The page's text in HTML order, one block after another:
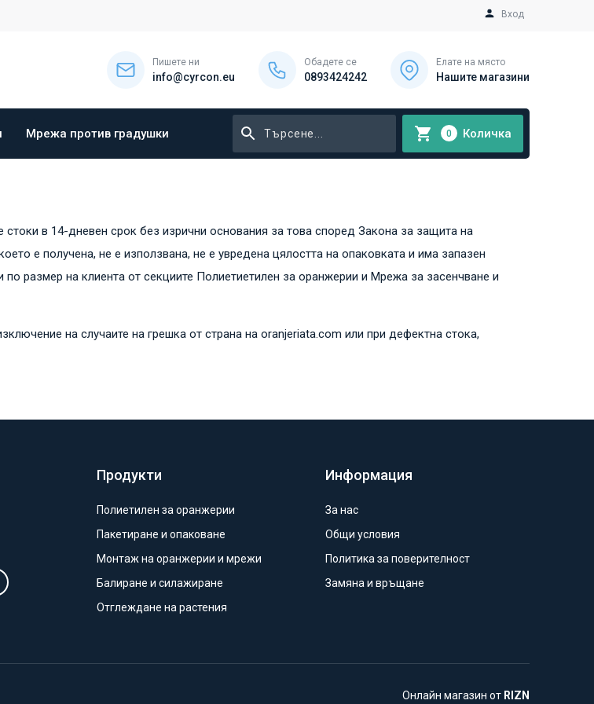
Вход
Пишете ни
info@cyrcon.eu
Обадете се
0893424242
Елате на място
Нашите магазини
Мрежа против градушки 0 Количка
в 14-дневен срок без изрични основания за това според Закона за защита на
е получена, не е използвана, не е увредена цялостта на опаковката и има запазен
по размер на клиента от секциите Полиетиетилен за оранжерии и Мрежа за засенчване и
на случаите на грешка от страна на oranjeriata.com или при дефектна стока,
Продукти
Полиетилен за оранжерии
Пакетиране и опаковане
Монтаж на оранжерии и мрежи
Балиране и силажиране
Отглеждане на растения
Информация
За нас
Общи условия
Политика за поверителност
Замяна и връщане
Онлайн магазин от RIZN